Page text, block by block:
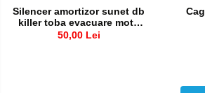
Silencer amortizor sunet db
killer toba evacuare moto
ATV silentiator
50,00 Lei